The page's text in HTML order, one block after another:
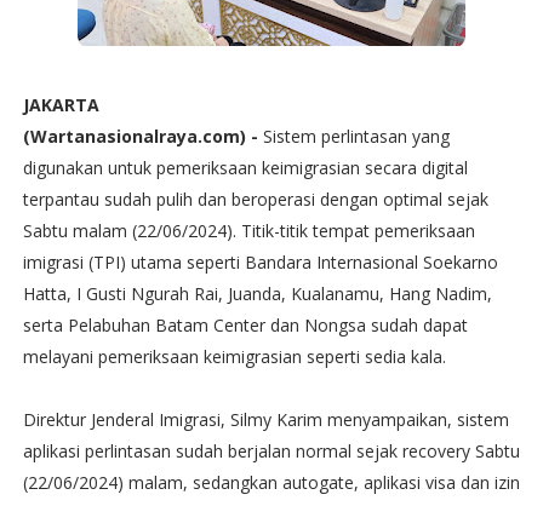
JAKARTA
(Wartanasionalraya.com) - Sistem perlintasan yang
digunakan untuk pemeriksaan keimigrasian secara digital
terpantau sudah pulih dan beroperasi dengan optimal sejak
Sabtu malam (22/06/2024). Titik-titik tempat pemeriksaan
imigrasi (TPI) utama seperti Bandara Internasional Soekarno
Hatta, I Gusti Ngurah Rai, Juanda, Kualanamu, Hang Nadim,
serta Pelabuhan Batam Center dan Nongsa sudah dapat
melayani pemeriksaan keimigrasian seperti sedia kala.
Direktur Jenderal Imigrasi, Silmy Karim menyampaikan, sistem
aplikasi perlintasan sudah berjalan normal sejak recovery Sabtu
(22/06/2024) malam, sedangkan autogate, aplikasi visa dan izin